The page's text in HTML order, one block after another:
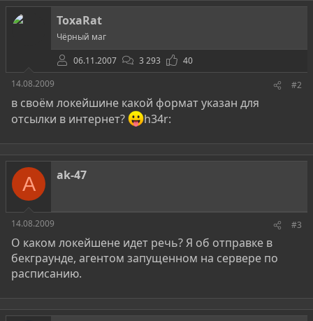
ToxaRat
Чёрный маг
06.11.2007
3 293
40
14.08.2009
#2
в своём локейшине какой формат указан для
отсылки в интернет?
h34r:
A ak-47
14.08.2009 #3
О каком локейшене идет речь? Я об отправке в
бекграунде, агентом запущенном на сервере по
расписанию.